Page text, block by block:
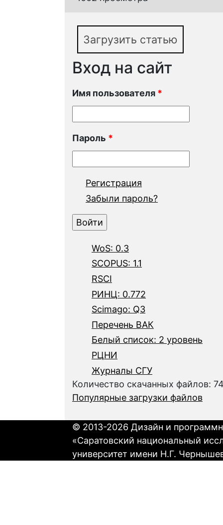
Загрузить статью
Вход на сайт
Имя пользователя *
Пароль *
Регистрация
Забыли пароль?
WoS: 0.3
SCOPUS: 1.1
RSCI
РИНЦ: 0.772
Scimago: Q3
Перечень ВАК
Белый список: 2 уровень
РЦНИ
Журналы СГУ
Количество скачанных файлов:
Популярные загрузки файлов
© 2013-2026 Дизайн и
«Саратовский национальный
университет имени Н.Г.